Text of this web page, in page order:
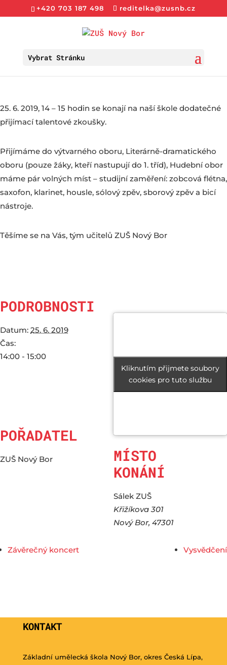
+420 703 187 498 reditelka@zusnb.cz
Vybrat Stránku
25. 6. 2019, 14 – 15 hodin se konají na naší škole dodatečné
přijímací talentové zkoušky.
Přijímáme do výtvarného oboru, Literárně-dramatického
oboru (pouze žáky, kteří nastupují do 1. tříd), Hudební obor
máme pár volných míst – studijní zaměření: zobcová flétna,
saxofon, klarinet, housle, sólový zpěv, sborový zpěv a bicí
nástroje.
Těšíme se na Vás, tým učitelů ZUŠ Nový Bor
PODROBNOSTI
Datum: 25. 6. 2019
Čas:
14:00 - 15:00
POŘADATEL
ZUŠ Nový Bor
MÍSTO
KONÁNÍ
Sálek ZUŠ
Křižíkova 301
Nový Bor, 47301
Kliknutím přijmete soubory
cookies pro tuto službu
Kliknutím přijmete soubory
cookies pro tuto službu
Závěrečný koncert Vysvědčení
KONTAKT
Základní umělecká škola Nový Bor, okres Česká Lípa,